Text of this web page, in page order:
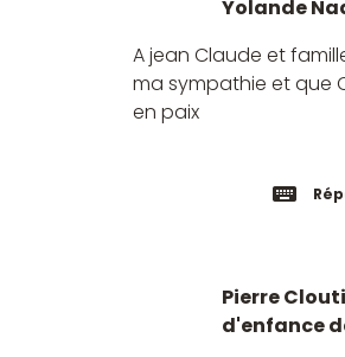
Yolande
A jean Claude et
ma sympathie et que
en paix
Pierre
d'enfance